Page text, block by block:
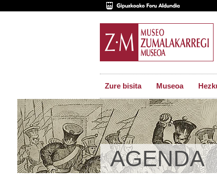
Zure bisita Museoa
AGENDA